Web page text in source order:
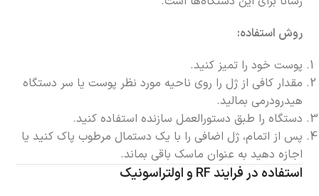
روش استفاده:
پوست خود را تمیز کنید.
مقدار کافی از ژل را روی ناحیه مورد نظر پوست یا سر دستگاه
هیدرودرمی بمالید.
دستگاه را طبق دستورالعمل سازنده استفاده کنید.
پس از اتمام، ژل اضافی را با یک دستمال مرطوب پاک کنید یا
اجازه دهید به عنوان ماسک باقی بماند.
استفاده در فرایند RF و اولتراسونیک